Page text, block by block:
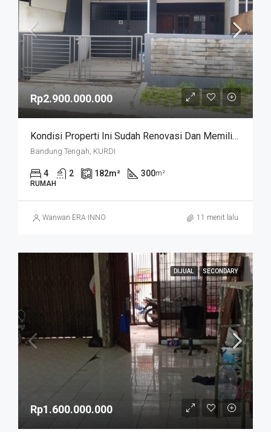
Rp2.900.000.000
Kondisi Properti Ini Sudah Renovasi Dan Memiliki Desain Scandinavian Yang Menambah Daya Tarik Dan Estetika Properti Ini. Rumah Ini Berada Di Area Perumahan/komplek. Kurdi Timur
Bandung Tengah, KURDI
4 2 182m² 300m²
RUMAH
Wanwan ERA INNO 11 menit lalu
DIJUAL SECONDARY
Rp1.600.000.000